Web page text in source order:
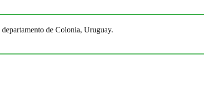
de Colonia, Uruguay.